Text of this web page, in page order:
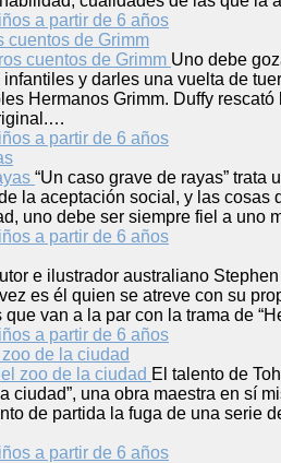
a partir de 6 años
cuentos de Grimm
Uno debe
y darles una vuelta de
Hermanos Grimm. Duffy
a partir de 6 años
“Un caso grave de rayas”
la aceptación social, y las
uno debe ser siempre fiel a uno
a partir de 6 años
e ilustrador australiano
es él quien se atreve con su
van a la par con la trama de
a partir de 6 años
de la ciudad
El talento de
ciudad”, una obra maestra en sí
de partida la fuga de una serie
a partir de 6 años